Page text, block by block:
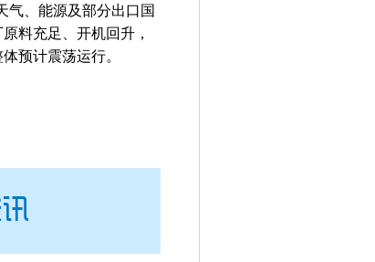
、能源及部分出口国
料充足、开机回升，
预计震荡运行。